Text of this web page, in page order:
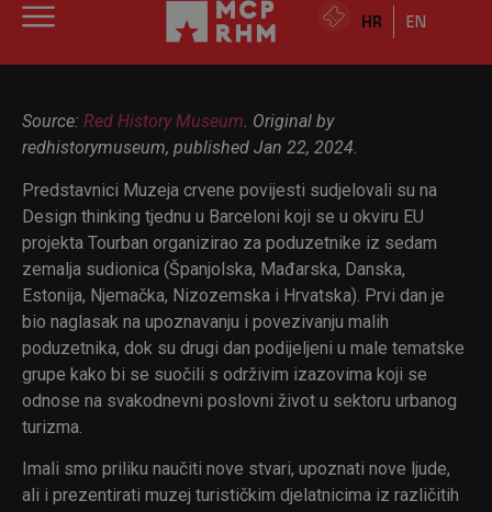
HR EN
Source: Red History Museum. Original by
redhistorymuseum, published Jan 22, 2024.
Predstavnici Muzeja crvene povijesti sudjelovali su na
Design thinking tjednu u Barceloni koji se u okviru EU
projekta Tourban organizirao za poduzetnike iz sedam
zemalja sudionica (Španjolska, Mađarska, Danska,
Estonija, Njemačka, Nizozemska i Hrvatska). Prvi dan je
bio naglasak na upoznavanju i povezivanju malih
poduzetnika, dok su drugi dan podijeljeni u male tematske
grupe kako bi se suočili s održivim izazovima koji se
odnose na svakodnevni poslovni život u sektoru urbanog
turizma.
Imali smo priliku naučiti nove stvari, upoznati nove ljude,
ali i prezentirati muzej turističkim djelatnicima iz različitih